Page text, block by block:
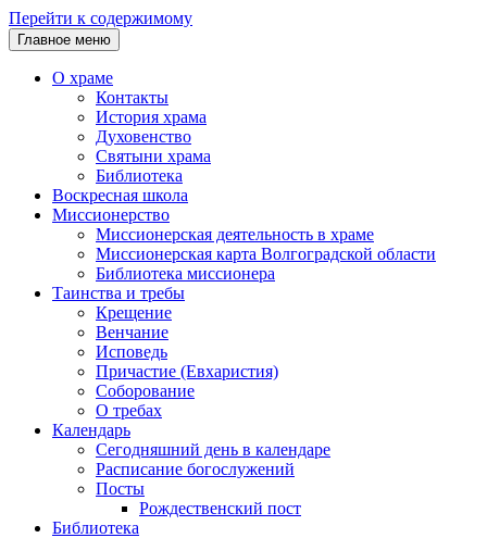
Перейти к содержимому
Главное меню
О храме
Контакты
История храма
Духовенство
Святыни храма
Библиотека
Воскресная школа
Миссионерство
Миссионерская деятельность в храме
Миссионерская карта Волгоградской области
Библиотека миссионера
Таинства и требы
Крещение
Венчание
Исповедь
Причастие (Евхаристия)
Соборование
О требах
Календарь
Сегодняшний день в календаре
Расписание богослужений
Посты
Рождественский пост
Библиотека